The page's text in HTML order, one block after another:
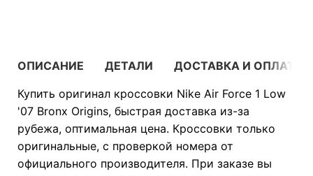
ОПИСАНИЕ ДЕТАЛИ
ДОСТАВКА И ОПЛАТА
Купить оригинал кроссовки Nike Air Force 1 Low
'07 Bronx Origins, быстрая доставка из-за
рубежа, оптимальная цена. Кроссовки только
оригинальные, с проверкой номера от
официального производителя. При заказе вы